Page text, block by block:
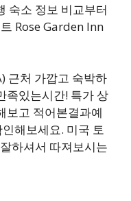
숙소 정보 비교부터
Rose Garden Inn
근처 가깝고 숙박하
족있는시간! 특가 상
보고 적어본결과예
해보세요. 미국 토
하셔서 따져보시는